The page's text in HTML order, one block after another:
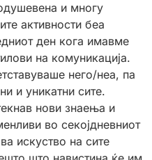
и многу
активности беа
ден кога имавме
на комуникација.
него/неа, па
и уникатни сите.
нови знаења и
во секојдневниот
искуство на сите